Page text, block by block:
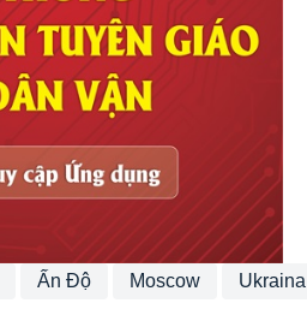
Ấn Độ Moscow Ukraina